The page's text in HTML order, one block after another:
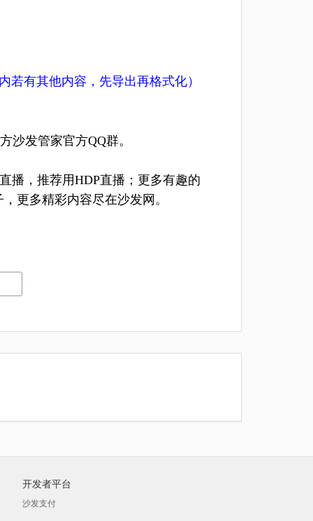
若有其他内容，先导出再格式化）
沙发管家官方QQ群。
播，推荐用HDP直播 ；更多有趣的
更多精彩内容尽在沙发网。
开发者平台
沙发支付